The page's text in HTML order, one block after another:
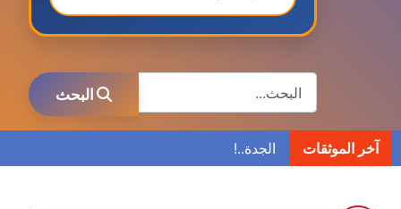
مدونة ابراهيم البراعم
عاملة
البحث
البحث
آخر الموثقات